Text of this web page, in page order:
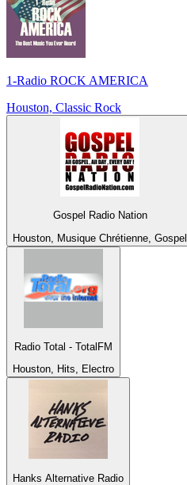
1-Radio ROCK AMERICA
Houston, Classic Rock
Gospel Radio Nation
Houston, Musique Chrétienne, Gospel
Radio Total - TotalFM
Houston, Hits, Electro
Hanks Alternative Radio